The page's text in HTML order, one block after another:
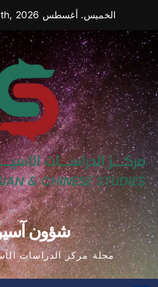
content
الخميس. أغسطس 6th, 2026
شؤون
مجلة مركز الدراسات